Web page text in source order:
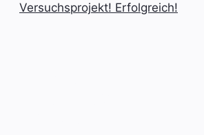
Versuchsprojekt! Erfolgreich!